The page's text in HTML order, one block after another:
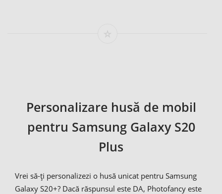
Personalizare husă de mobil
pentru Samsung Galaxy S20
Plus
Vrei să-ți personalizezi o husă unicat pentru Samsung
Galaxy S20+? Dacă răspunsul este DA, Photofancy este